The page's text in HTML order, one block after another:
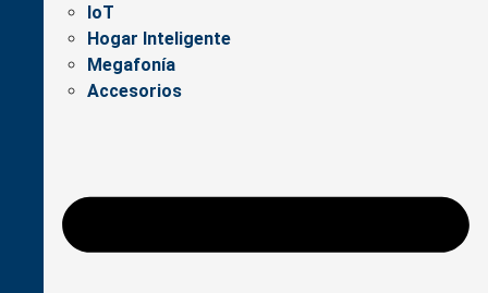
IoT
Hogar Inteligente
Megafonía
Accesorios